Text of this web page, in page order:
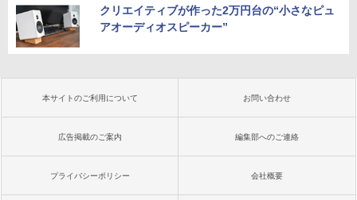
クリエイティブが作った2万円台の“小さなピュ
アオーディオスピーカー”
本サイトのご利用について お問い合わせ
広告掲載のご案内 編集部へのご連絡
プライバシーポリシー 会社概要